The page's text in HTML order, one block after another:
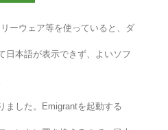
ーウェア等を使っていると、ダ
日本語が表示できず、よいソフ
ました。Emigrantを起動する